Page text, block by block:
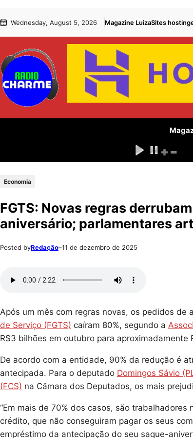
para
conteúdo
to Wednesday, August 5, 2026 Magazine LuizaSites
Economia
FGTS: Novas regras
aniversário; parlamentares
Posted byRedação–11 de dezembro de 2025
Após um mês com regras novas, os pedidos de
de Serviço (FGTS) caíram 80%, segundo a
R$3 bilhões em outubro para aproximadamente
De acordo com a entidade, 90% da redução é
antecipada. Para o deputado Domingos Sávio
(FCS) na Câmara dos Deputados, os mais
“Em mais de 70% dos casos, são
crédito, que não conseguiram pagar os seus
empréstimo da antecipação do seu saque-